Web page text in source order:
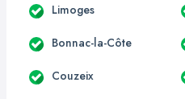
Limoges
Bonnac-la-Côte
Couzeix